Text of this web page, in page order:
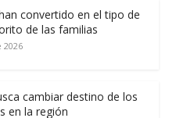
convertido en el tipo de
de las familias
2026
cambiar destino de los
en la región